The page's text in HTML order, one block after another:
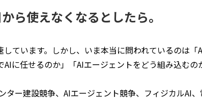
ら使えなくなるとしたら。
ています。しかし、いま本当に問われているのは
に任せるのか」「AIエージェントをどう組み込む
ー建設競争、AIエージェント競争、フィジカルAI